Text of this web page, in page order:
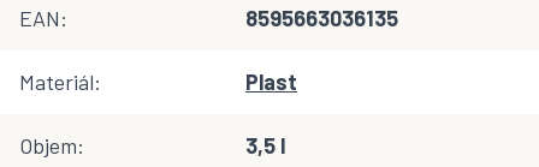
EAN: 8595663036135
Materiál: Plast
Objem: 3,5 l